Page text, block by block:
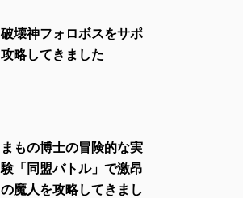
破壊神フォロボスをサポ
攻略してきました
まもの博士の冒険的な実
験「同盟バトル」で激昂
の魔人を攻略してきまし